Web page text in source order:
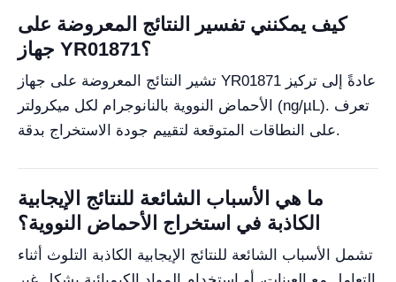
كيف يمكنني تفسير النتائج المعروضة على
جهاز YR01871؟
تشير النتائج المعروضة على جهاز YR01871 عادةً إلى تركيز
الأحماض النووية بالنانوجرام لكل ميكرولتر (ng/µL). تعرف
على النطاقات المتوقعة لتقييم جودة الاستخراج بدقة.
ما هي الأسباب الشائعة للنتائج الإيجابية
الكاذبة في استخراج الأحماض النووية؟
تشمل الأسباب الشائعة للنتائج الإيجابية الكاذبة التلوث أثناء